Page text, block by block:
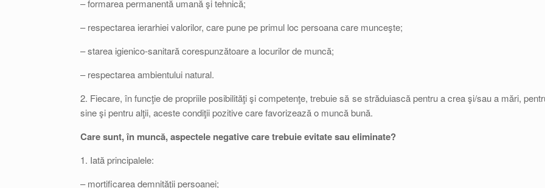
– formarea permanentă umană şi tehnică;
– respectarea ierarhiei valorilor, care pune pe primul loc persoana care munceşte;
– starea igienico-sanitară corespunzătoare a locurilor de muncă;
– respectarea ambientului natural.
2. Fiecare, în funcţie de propriile posibilităţi şi competenţe, trebuie să se străduiască pentru a crea şi/sau a mări,
sine şi pentru alţii, aceste condiţii pozitive care favorizează o muncă bună.
Care sunt, în muncă, aspectele negative care trebuie evitate sau eliminate?
1. Iată principalele:
– mortificarea demnităţii persoanei;